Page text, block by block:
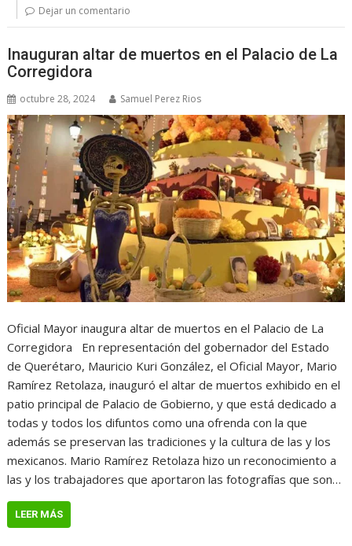
Dejar un comentario
Inauguran altar de muertos en el Palacio de La
Corregidora
octubre 28, 2024 Samuel Perez Rios
Oficial Mayor inaugura altar de muertos en el Palacio de La
Corregidora En representación del gobernador del Estado
de Querétaro, Mauricio Kuri González, el Oficial Mayor, Mario
Ramírez Retolaza, inauguró el altar de muertos exhibido en el
patio principal de Palacio de Gobierno, y que está dedicado a
todas y todos los difuntos como una ofrenda con la que
además se preservan las tradiciones y la cultura de las y los
mexicanos. Mario Ramírez Retolaza hizo un reconocimiento a
las y los trabajadores que aportaron las fotografías que son…
LEER MÁS